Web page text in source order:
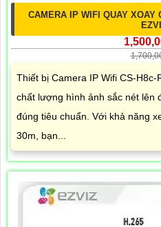
CAMERA IP WIFI QUAY XOAY
Thiết bị Camera IP Wifi CS-H8c-
chất lượng hình ảnh sắc nét lên
đúng tiêu chuẩn. Với khả năng
30m, bạn...